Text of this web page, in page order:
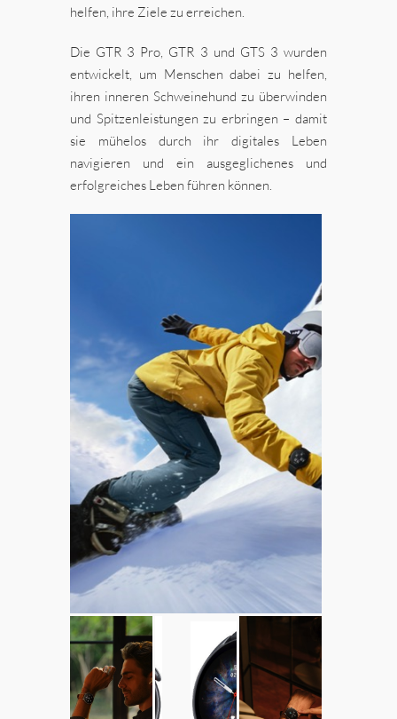
helfen, ihre Ziele zu erreichen.
Die GTR 3 Pro, GTR 3 und GTS 3 wurden
entwickelt, um Menschen dabei zu helfen,
ihren inneren Schweinehund zu überwinden
und Spitzenleistungen zu erbringen – damit
sie mühelos durch ihr digitales Leben
navigieren und ein ausgeglichenes und
erfolgreiches Leben führen können.